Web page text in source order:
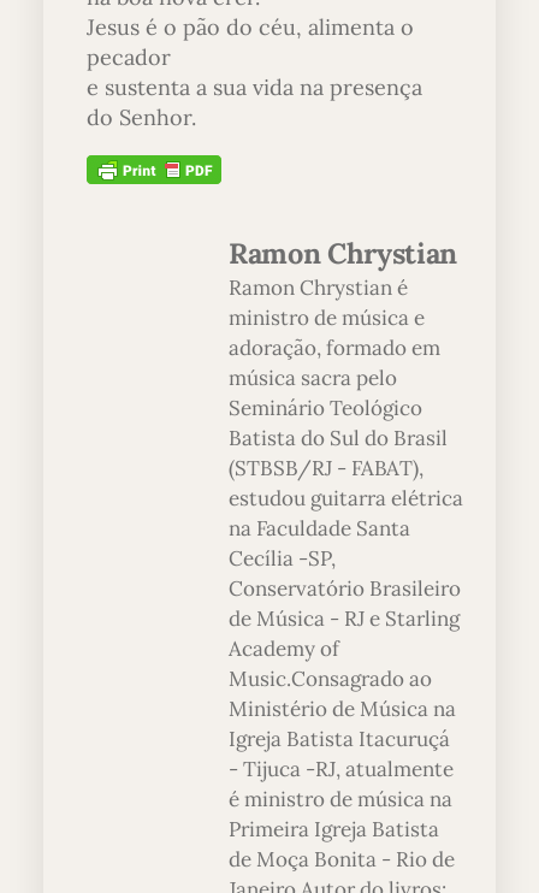
Jesus é o pão do céu, alimenta o
pecador
e sustenta a sua vida na presença
do Senhor.
Ramon Chrystian
Ramon Chrystian é
ministro de música e
adoração, formado em
música sacra pelo
Seminário Teológico
Batista do Sul do Brasil
(STBSB/RJ - FABAT),
estudou guitarra elétrica
na Faculdade Santa
Cecília -SP,
Conservatório Brasileiro
de Música - RJ e Starling
Academy of
Music.Consagrado ao
Ministério de Música na
Igreja Batista Itacuruçá
- Tijuca -RJ, atualmente
é ministro de música na
Primeira Igreja Batista
de Moça Bonita - Rio de